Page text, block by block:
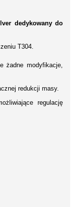
dedykowany do
T304.
żadne modyfikacje,
redukcji masy.
regulację